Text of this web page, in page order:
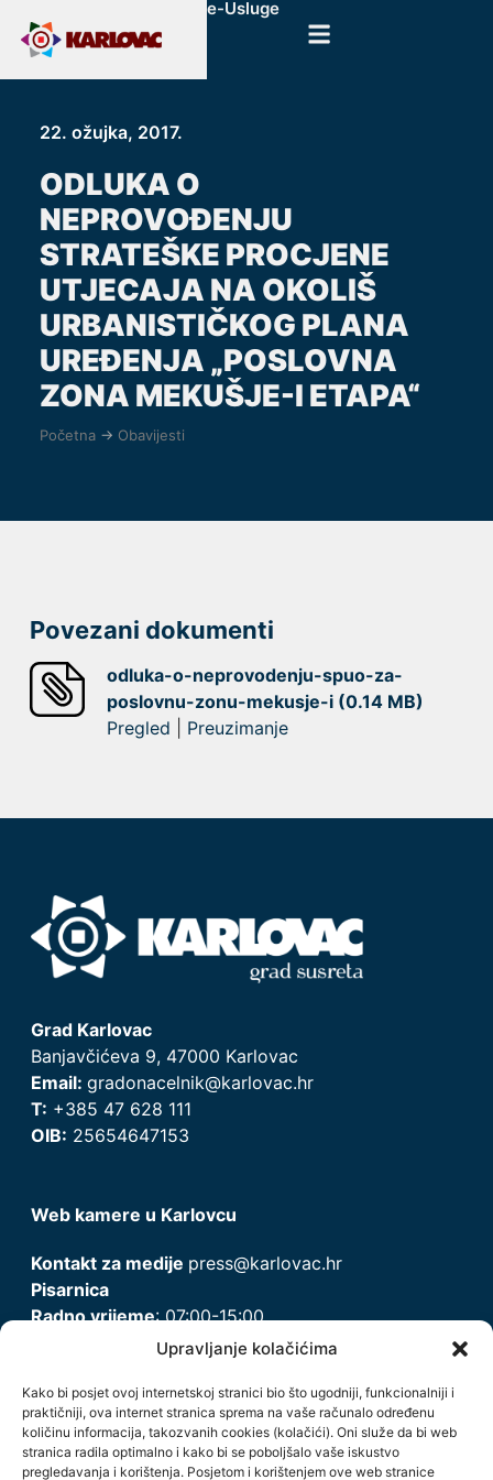
Upravljanje kolačićima
Kako bi posjet ovoj internetskoj stranici bio što ugodniji, funkcionalniji i
praktičniji, ova internet stranica sprema na vaše računalo određenu
količinu informacija, takozvanih cookies (kolačići). Oni služe da bi web
stranica radila optimalno i kako bi se poboljšalo vaše iskustvo
pregledavanja i korištenja. Posjetom i korištenjem ove web stranice
e-Usluge
22. ožujka, 2017.
ODLUKA O
NEPROVOĐENJU
STRATEŠKE PROCJENE
UTJECAJA NA OKOLIŠ
URBANISTIČKOG PLANA
UREĐENJA „POSLOVNA
ZONA MEKUŠJE-I ETAPA“
Početna-> Obavijesti
Povezani dokumenti
odluka-o-neprovodenju-spuo-za-
poslovnu-zonu-mekusje-i (0.14 MB)
Pregled
Preuzimanje
Grad Karlovac
Banjavčićeva 9, 47000 Karlovac
Email: gradonacelnik@karlovac.hr
T: +385 47 628 111
OIB: 25654647153
Web kamere u Karlovcu
Kontakt za medije press@karlovac.hr
Pisarnica
Radno vrijeme: 07:00-15:00
pisarnica@karlovac.hr
Zaštita osobnih podataka